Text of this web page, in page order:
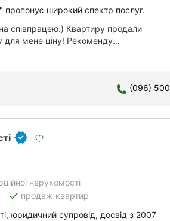
пропонує широкий спектр послуг.
співпрацею:) Квартиру продали
для мене ціну! Рекоменду...
(096) 500
нерухомості
done продаж квартир
юридичний супровід, досвід з 2007